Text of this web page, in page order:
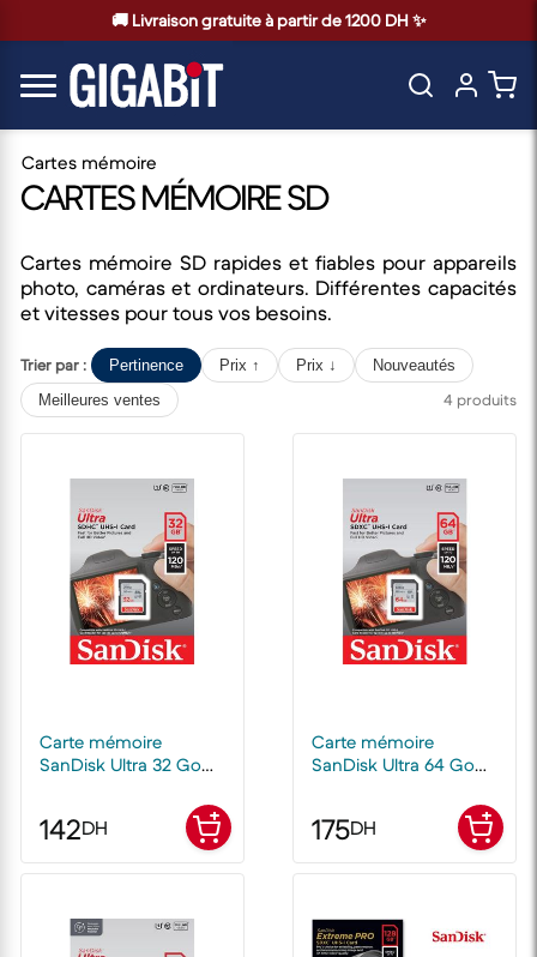
🚚 Livraison gratuite à partir de 1200 DH ✨
Cartes mémoire
CARTES MÉMOIRE SD
Cartes mémoire SD rapides et fiables pour appareils
photo, caméras et ordinateurs. Différentes capacités
et vitesses pour tous vos besoins.
Trier par : Pertinence Prix ↑ Prix ↓
Nouveautés
Meilleures ventes
4 produits
Carte mémoire
SanDisk Ultra 32 Go
142DH
Carte mémoire
SanDisk Ultra 64 Go
175DH